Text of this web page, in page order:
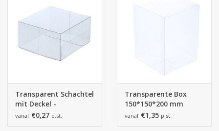
Transparent Schachtel
mit Deckel -
60*60*30mm
vanaf €0,27 p.st.
Transparente Box
150*150*200 mm
vanaf €1,35 p.st.